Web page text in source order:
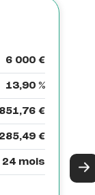
6 000 €
13,90 %
851,76 €
285,49 €
24 mois